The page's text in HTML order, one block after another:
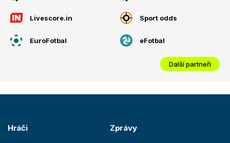
Livescore.in Sport odds
EuroFotbal eFotbal
Další partneři
Hráči Zprávy